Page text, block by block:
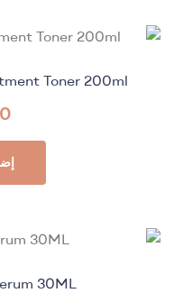
Toner 200ml
30ML